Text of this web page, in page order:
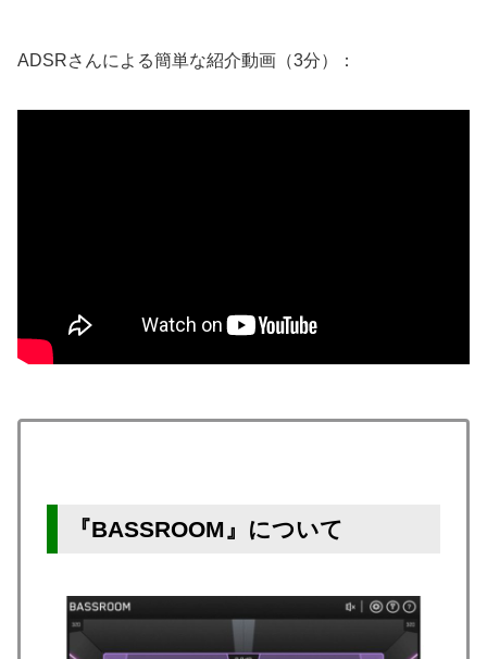
ADSRさんによる簡単な紹介動画（3分）：
『BASSROOM』について